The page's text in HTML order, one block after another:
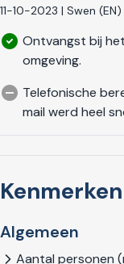
11-10-2023 | Swen (EN)
Ontvangst bij
omgeving.
Telefonische
mail werd heel
Kenmerken
Algemeen
Aantal personen